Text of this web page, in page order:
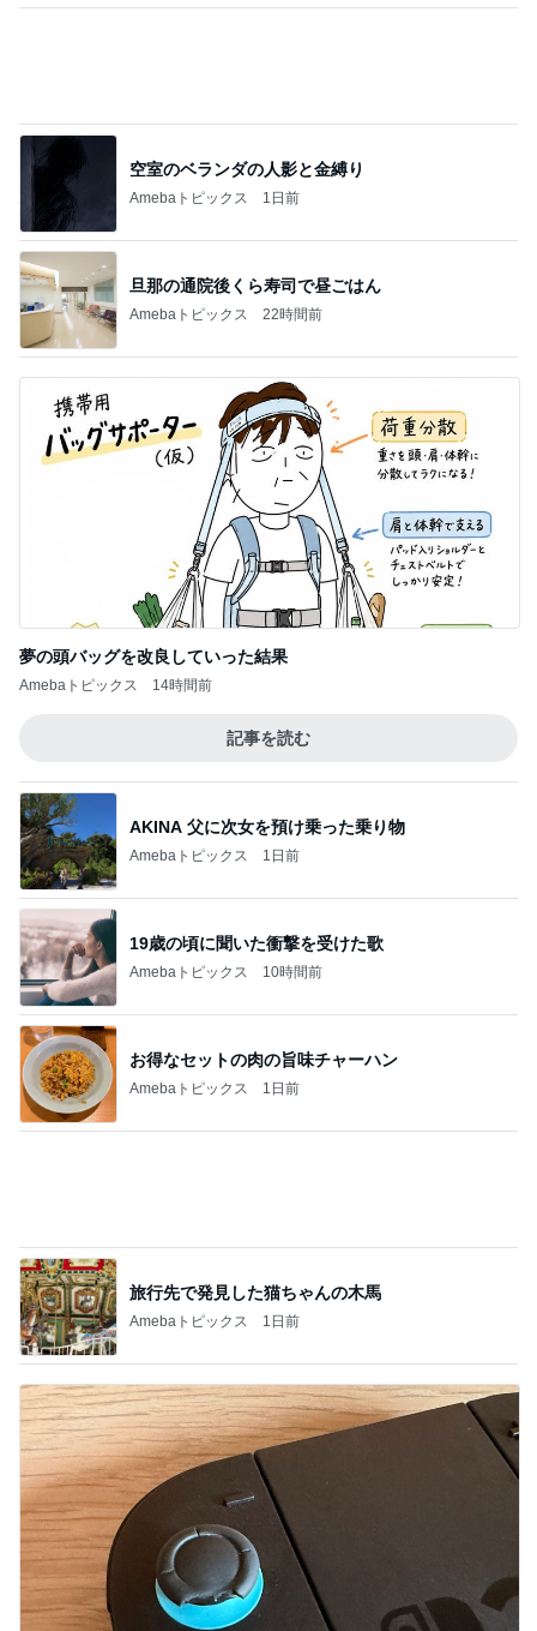
旦那の通院後くら寿司で昼ごはん
Amebaトピックス 22時間前
夢の頭バッグを改良していった結果
14時間前
記事を読む
Amebaトピックス 1日前
19歳の頃に聞いた衝撃を受けた歌
Amebaトピックス 10時間前
お得なセットの肉の旨味チャーハン
Amebaトピックス 1日前
旅行先で発見した猫ちゃんの木馬
Amebaトピックス 1日前
ゲームにどっぷりハマってしまった末路
Amebaトピックス 1日前
記事を読む
義父にバレた3年間の引き落とし